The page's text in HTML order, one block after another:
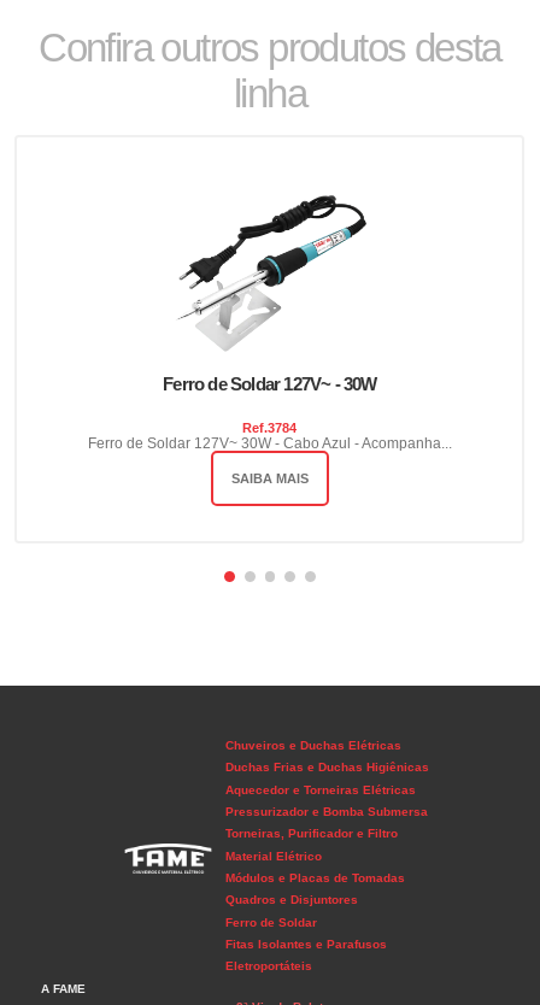
Confira outros produtos desta
linha
Ferro de Soldar 127V~ - 30W
Ref.3784
Ferro de Soldar 127V~ 30W - Cabo Azul - Acompanha...
SAIBA MAIS
Chuveiros e Duchas Elétricas
Duchas Frias e Duchas Higiênicas
Aquecedor e Torneiras Elétricas
Pressurizador e Bomba Submersa
Torneiras, Purificador e Filtro
Material Elétrico
Módulos e Placas de Tomadas
Quadros e Disjuntores
Ferro de Soldar
Fitas Isolantes e Parafusos
Eletroportáteis
A FAME